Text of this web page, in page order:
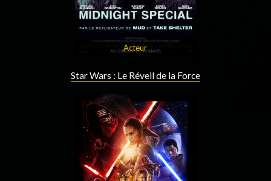
Acteur
Star Wars : Le Réveil de la Force